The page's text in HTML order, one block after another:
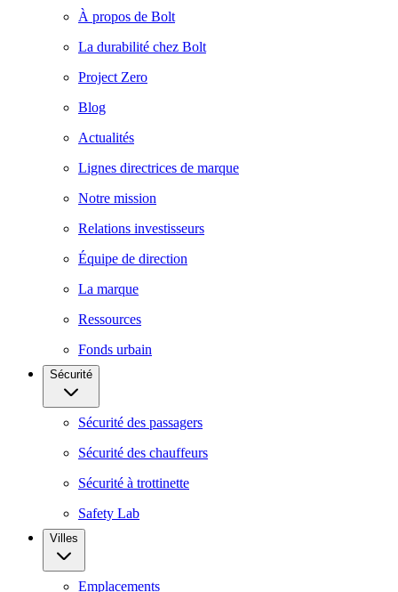
À propos de Bolt
La durabilité chez Bolt
Project Zero
Blog
Actualités
Lignes directrices de marque
Notre mission
Relations investisseurs
Équipe de direction
La marque
Ressources
Fonds urbain
Sécurité
Sécurité des passagers
Sécurité des chauffeurs
Sécurité à trottinette
Safety Lab
Villes
Emplacements